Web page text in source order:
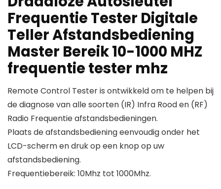
Frequentie Tester Digitale
Teller Afstandsbediening
Master Bereik 10-1000 MHZ
frequentie tester mhz
Remote Control Tester is ontwikkeld om te helpen bij
de diagnose van alle soorten (IR) Infra Rood en (RF)
Radio Frequentie afstandsbedieningen.
Plaats de afstandsbediening eenvoudig onder het
LCD-scherm en druk op een knop op uw
afstandsbediening.
Frequentiebereik: 10Mhz tot 1000Mhz.